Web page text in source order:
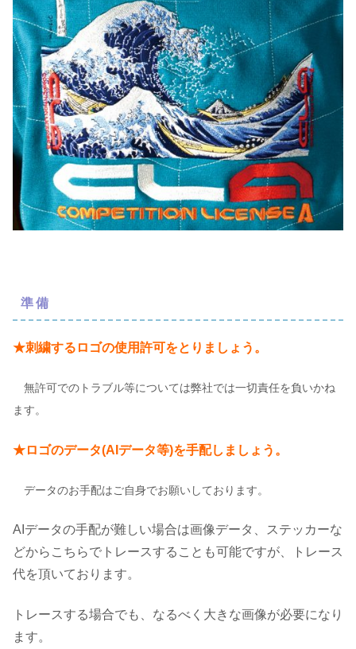
準備
★刺繍するロゴの使用許可をとりましょう。
無許可でのトラブル等については弊社では一切責任を負いかね
ます。
★ロゴのデータ(AIデータ等)を手配しましょう。
データのお手配はご自身でお願いしております。
AIデータの手配が難しい場合は画像データ、ステッカーな
どからこちらでトレースすることも可能ですが、トレース
代を頂いております。
トレースする場合でも、なるべく大きな画像が必要になり
ます。